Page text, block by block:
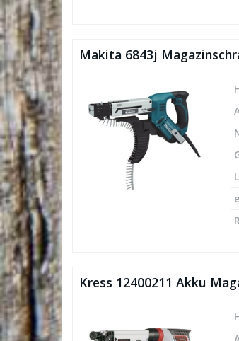
Makita 6843j
Kress 12400211 Akku